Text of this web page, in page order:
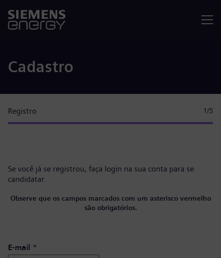
Cadastro
Registro 1 /5
Se você já se registrou, faça login na sua conta para se
candidatar.
Observe que os campos marcados com um asterisco vermelho
são obrigatórios.
E-mail *